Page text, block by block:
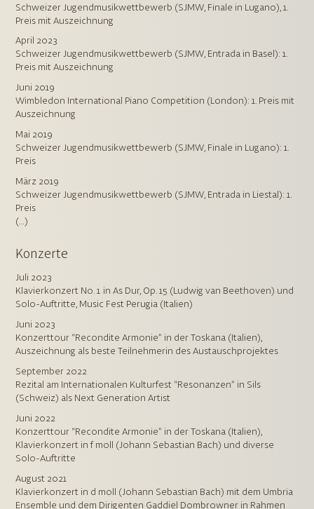
Schweizer Jugendmusikwettbewerb (SJMW, Finale in Lugano), 1.
Preis mit Auszeichnung
April 2023
Schweizer Jugendmusikwettbewerb (SJMW, Entrada in Basel): 1.
Preis mit Auszeichnung
Juni 2019
Wimbledon International Piano Competition (London): 1. Preis mit
Auszeichnung
Mai 2019
Schweizer Jugendmusikwettbewerb (SJMW, Finale in Lugano): 1.
Preis
März 2019
Schweizer Jugendmusikwettbewerb (SJMW, Entrada in Liestal): 1.
Preis
(…)
Konzerte
Juli 2023
Klavierkonzert No. 1 in As Dur, Op. 15 (Ludwig van Beethoven) und
Solo-Auftritte, Music Fest Perugia (Italien)
Juni 2023
Konzerttour “Recondite Armonie” in der Toskana (Italien),
Auszeichnung als beste Teilnehmerin des Austauschprojektes
September 2022
Rezital am Internationalen Kulturfest “Resonanzen” in Sils
(Schweiz) als Next Generation Artist
Juni 2022
Konzerttour “Recondite Armonie” in der Toskana (Italien),
Klavierkonzert in f moll (Johann Sebastian Bach) und diverse
Solo-Auftritte
August 2021
Klavierkonzert in d moll (Johann Sebastian Bach) mit dem Umbria
Ensemble und dem Dirigenten Gaddiel Dombrowner in Rahmen